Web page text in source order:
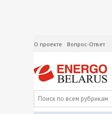
О проекте Вопрос-Ответ